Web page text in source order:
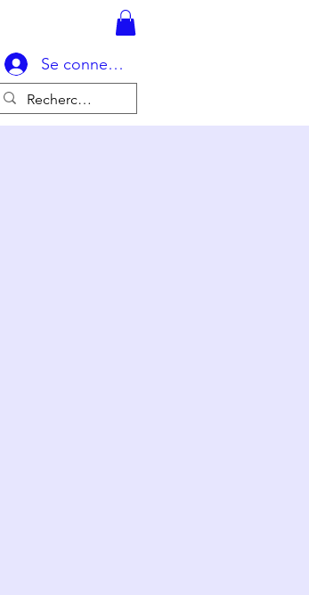
Se connecter